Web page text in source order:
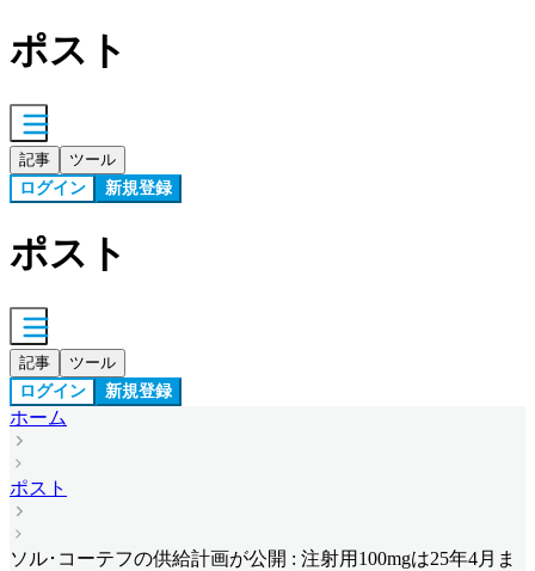
ポスト
記事 ツール
ログイン 新規登録
ポスト
記事 ツール
ログイン 新規登録
ホーム
ポスト
ソル･コーテフの供給計画が公開 : 注射用100mgは25年4月ま